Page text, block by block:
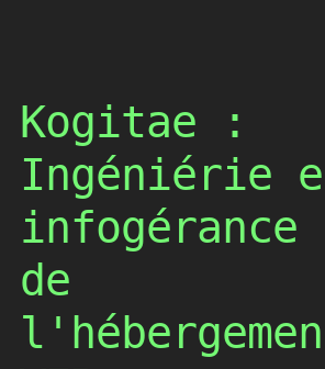
Kogitae :
Ingéniérie
infogérance
de